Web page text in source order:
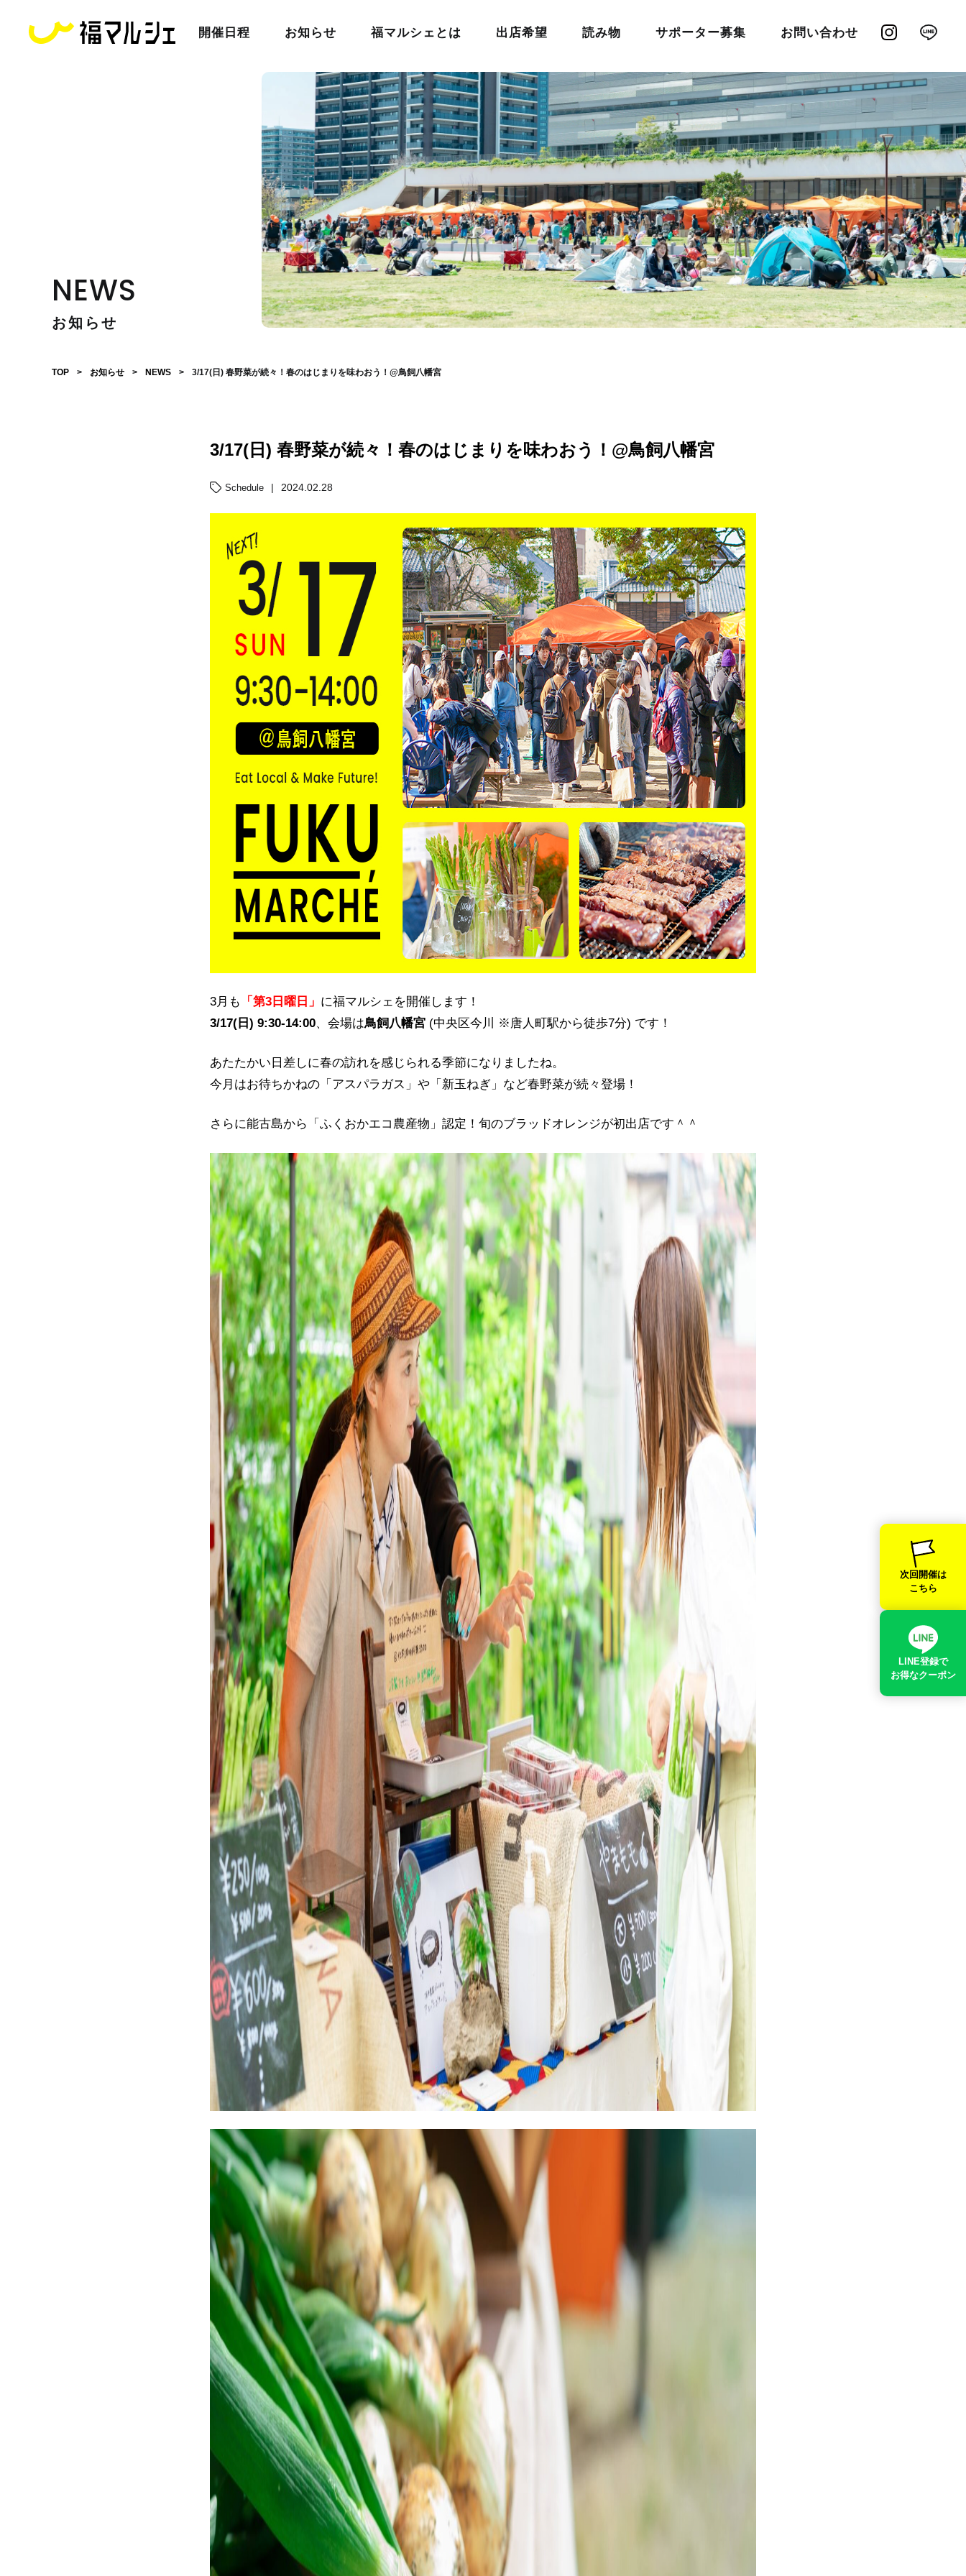
次回開催は
こちら
LINE登録で
お得なクーポン
開催日程 お知らせ 福マルシェとは 出店希望 読み物 サポーター募集 お問い合わせ
NEWS
お知らせ
TOP > お知らせ > NEWS > 3/17(日) 春野菜が続々！春のはじまりを味わおう！@鳥飼八幡宮
3/17(日) 春野菜が続々！春のはじまりを味わおう！@鳥飼八幡宮
Schedule | 2024.02.28
3月も 「第3日曜日」 に福マルシェを開催します！
3/17(日) 9:30-14:00、会場は鳥飼八幡宮 (中央区今川 ※唐人町駅から徒歩7分) です！
あたたかい日差しに春の訪れを感じられる季節になりましたね。
今月はお待ちかねの「アスパラガス」や「新玉ねぎ」など春野菜が続々登場！
さらに能古島から「ふくおかエコ農産物」認定！旬のブラッドオレンジが初出店です＾＾